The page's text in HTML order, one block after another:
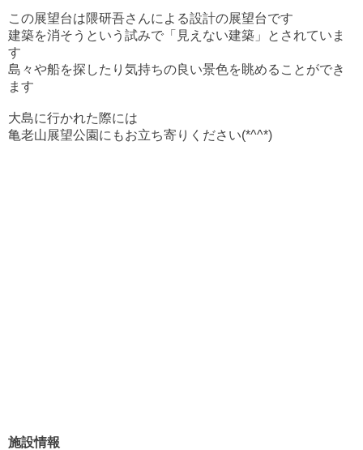
この展望台は隈研吾さんによる設計の展望台です
建築を消そうという試みで「見えない建築」とされていま
す
島々や船を探したり気持ちの良い景色を眺めることができ
ます
大島に行かれた際には
亀老山展望公園にもお立ち寄りください(*^^*)
施設情報